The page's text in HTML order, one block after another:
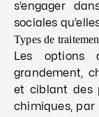
s’engager
sociales
Types de
Les options
grandement,
et ciblant des
chimiques, par